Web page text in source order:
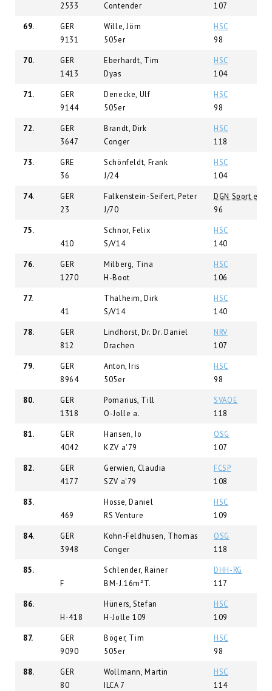
2533
Contender
107
69.
GER
9131
Wille, Jörn
505er
HSC
98
70.
GER
1413
Eberhardt, Tim
Dyas
HSC
104
71.
GER
9144
Denecke, Ulf
505er
HSC
98
72.
GER
3647
Brandt, Dirk
Conger
HSC
118
73.
GRE
36
Schönfeldt, Frank
J/24
HSC
104
74.
GER
23
Falkenstein-Seifert, Peter
J/70
DGN Sport e.V.
96
75.
410
Schnor, Felix
S/V14
HSC
140
76.
GER
1270
Milberg, Tina
H-Boot
HSC
106
77.
41
Thalheim, Dirk
S/V14
HSC
140
78.
GER
812
Lindhorst, Dr. Dr. Daniel
Drachen
NRV
107
79.
GER
8964
Anton, Iris
505er
HSC
98
80.
GER
1318
Pomarius, Till
O-Jolle a.
SVAOE
118
81.
GER
4042
Hansen, Io
KZV a'79
OSG
107
82.
GER
4177
Gerwien, Claudia
SZV a'79
FCSP
108
83.
469
Hosse, Daniel
RS Venture
HSC
109
84.
GER
3948
Kohn-Feldhusen, Thomas
Conger
OSG
118
85.
F
Schlender, Rainer
BM-J.16m²T.
DHH-RG
117
86.
H-418
Hüners, Stefan
H-Jolle 109
HSC
109
87.
GER
9090
Böger, Tim
505er
HSC
98
88.
GER
80
Wollmann, Martin
ILCA 7
HSC
114